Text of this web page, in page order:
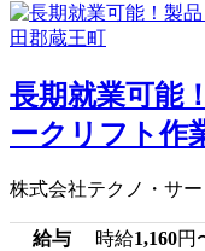
長期就業可能
ークリフト作
株式会社テクノ・サー
給与 時給1,160円